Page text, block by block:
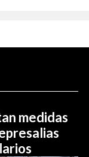
medidas